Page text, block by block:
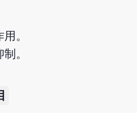
。
。